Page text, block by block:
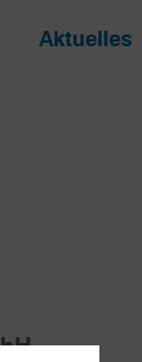
Aktuelles